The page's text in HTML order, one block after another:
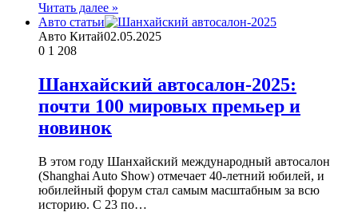
Читать далее »
Авто статьи
Авто Китай02.05.2025
0 1 208
Шанхайский автосалон-2025:
почти 100 мировых премьер и
новинок
В этом году Шанхайский международный автосалон
(Shanghai Auto Show) отмечает 40-летний юбилей, и
юбилейный форум стал самым масштабным за всю
историю. С 23 по…